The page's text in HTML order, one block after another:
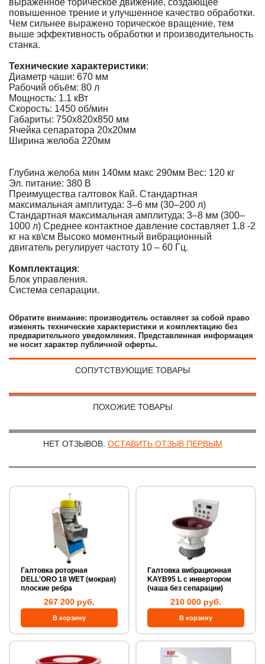
выраженное торическое движение, создающее
повышенное трение и улучшенное качество обработки.
Чем сильнее выражено торическое вращение, тем
выше эффективность обработки и производительность
станка.
Технические характеристики:
Диаметр чаши: 670 мм
Рабочий объём: 80 л
Мощность: 1.1 кВт
Скорость: 1450 об/мин
Габариты: 750x820x850 мм
Ячейка сепаратора 20х20мм
Ширина желоба 220мм
Глубина желоба мин 140мм макс 290мм Вес: 120 кг
Эл. питание: 380 В
Преимущества галтовок Кай. Стандартная
максимальная амплитуда: 3–6 мм (30–200 л)
Стандартная максимальная амплитуда: 3–8 мм (300–
1000 л) Среднее контактное давление составляет 1.8 -2
кг на кв\см Высоко моментный вибрационный
двигатель регулирует частоту 10 – 60 Гц.
Комплектация:
Блок управления.
Система сепарации.
Обратите внимание: производитель оставляет за собой право
изменять технические характеристики и комплектацию без
предварительного уведомления. Представленная информация
не носит характер публичной оферты.
СОПУТСТВУЮЩИЕ ТОВАРЫ
ПОХОЖИЕ ТОВАРЫ
НЕТ ОТЗЫВОВ. ОСТАВИТЬ ОТЗЫВ ПЕРВЫМ
Галтовка роторная
DELL'ORO 18 WET (мокрая)
плоские ребра
267 200 руб.
Галтовка вибрационная
KAYB95 L с инвертором
(чаша без сепарации)
210 000 руб.